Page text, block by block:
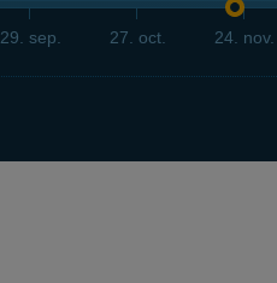
29. sep. 27. oct. 24. nov.